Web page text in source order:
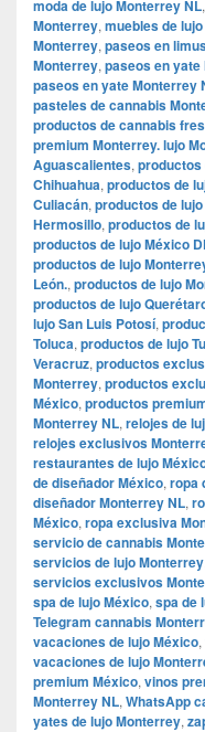
moda de lujo Monterrey NL,
Monterrey, muebles de
Monterrey, paseos en
Monterrey, paseos en yate
paseos en yate Monterrey
pasteles de cannabis
productos de cannabis
premium Monterrey. lujo
Aguascalientes, productos
Chihuahua, productos de
Culiacán, productos de
Hermosillo, productos de
productos de lujo México
productos de lujo
León., productos de lujo
productos de lujo
lujo San Luis Potosí,
Toluca, productos de lujo
Veracruz, productos
Monterrey, productos
México, productos
Monterrey NL, relojes de
relojes exclusivos
restaurantes de lujo
de diseñador México, ropa
diseñador Monterrey NL,
México, ropa exclusiva
servicio de cannabis
servicios de lujo Monterrey
servicios exclusivos
spa de lujo México, spa de
Telegram cannabis
vacaciones de lujo México,
vacaciones de lujo
premium México, vinos
Monterrey NL, WhatsApp
yates de lujo Monterrey,